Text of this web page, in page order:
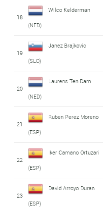
18
Wilco Kelderman
(NED)
19
Janez Brajkovic
(SLO)
20
Laurens Ten Dam
(NED)
21
Ruben Perez Moreno
(ESP)
22
Iker Camano Ortuzari
(ESP)
23
David Arroyo Duran
(ESP)